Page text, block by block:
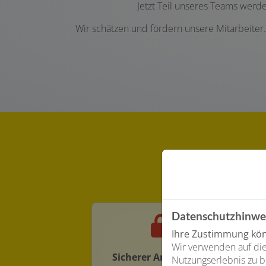
Jetzt Teil unseres Teams
Wir schätzen und fördern unsere
Sicherer Arbeitsplatz
Ihre Zustimmung
Wir verwenden auf
Nutzungserlebnis zu